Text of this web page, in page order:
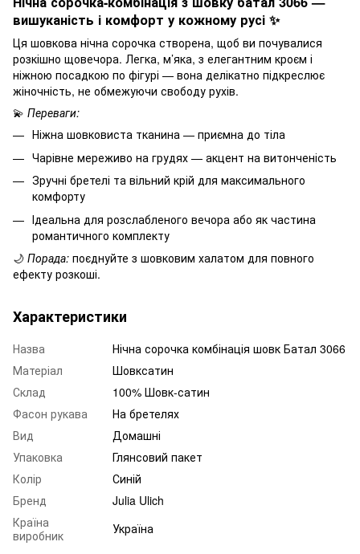
вишуканість і комфорт у кожному русі ✨
Ця шовкова нічна сорочка створена, щоб ви почувалися
розкішно щовечора. Легка, м’яка, з елегантним кроєм і
ніжною посадкою по фігурі — вона делікатно підкреслює
жіночність, не обмежуючи свободу рухів.
💫 Переваги:
Ніжна шовковиста тканина — приємна до тіла
Чарівне мереживо на грудях — акцент на витонченість
Зручні бретелі та вільний крій для максимального
комфорту
Ідеальна для розслабленого вечора або як частина
романтичного комплекту
🌙 Порада: поєднуйте з шовковим халатом для повного
ефекту розкоші.
Характеристики
Назва
Нічна сорочка комбінація шовк Батал 3066
Матеріал
Шовксатин
Склад
100% Шовк-сатин
Фасон рукава
На бретелях
Вид
Домашні
Упаковка
Глянсовий пакет
Колір
Синій
Бренд
Julia Ulich
Країна
виробник
Україна